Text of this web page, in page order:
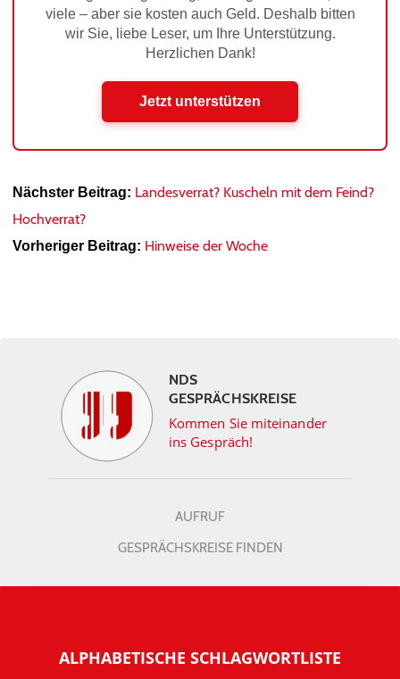
viele – aber sie kosten auch Geld. Deshalb bitten
wir Sie, liebe Leser, um Ihre Unterstützung.
Herzlichen Dank!
Jetzt unterstützen
Nächster Beitrag: Landesverrat? Kuscheln mit dem Feind?
Hochverrat?
Vorheriger Beitrag: Hinweise der Woche
NDS
GESPRÄCHSKREISE
Kommen Sie miteinander
ins Gespräch!
AUFRUF
GESPRÄCHSKREISE FINDEN
ALPHABETISCHE SCHLAGWORTLISTE